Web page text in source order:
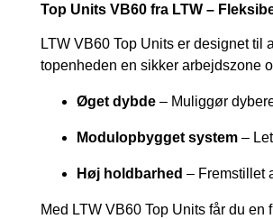
Top Units VB60 fra LTW –
LTW VB60 Top Units er designet
topenheden en sikker arbejdszone
Øget dybde – Muliggør
Modulopbygget system –
Høj holdbarhed – Fremstillet
Med LTW VB60 Top Units får du